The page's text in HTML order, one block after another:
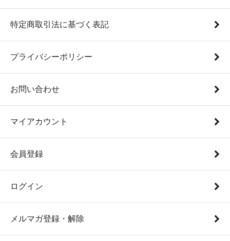
特定商取引法に基づく表記
プライバシーポリシー
お問い合わせ
マイアカウント
会員登録
ログイン
メルマガ登録・解除